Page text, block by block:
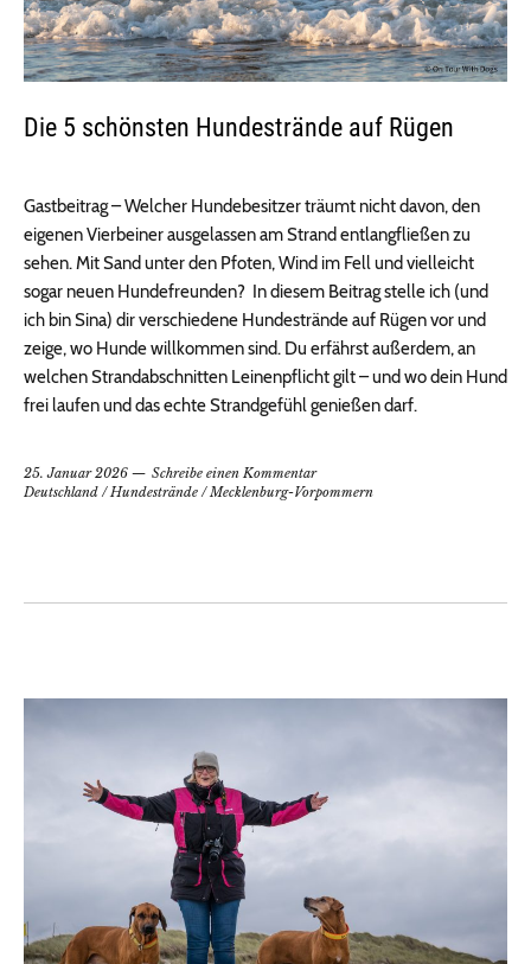
Die 5 schönsten Hundestrände auf Rügen
Gastbeitrag – Welcher Hundebesitzer träumt nicht davon, den
eigenen Vierbeiner ausgelassen am Strand entlangfließen zu
sehen. Mit Sand unter den Pfoten, Wind im Fell und vielleicht
sogar neuen Hundefreunden? In diesem Beitrag stelle ich (und
ich bin Sina) dir verschiedene Hundestrände auf Rügen vor und
zeige, wo Hunde willkommen sind. Du erfährst außerdem, an
welchen Strandabschnitten Leinenpflicht gilt – und wo dein Hund
frei laufen und das echte Strandgefühl genießen darf.
25. Januar 2026
Schreibe einen Kommentar
Deutschland /Hundestrände /Mecklenburg-Vorpommern